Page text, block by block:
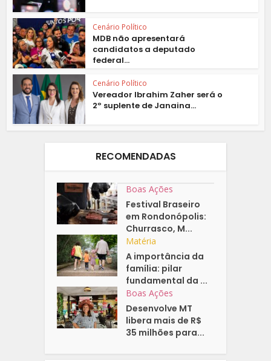
Cenário Político
MDB não apresentará
candidatos a deputado
federal...
Cenário Político
Vereador Ibrahim Zaher será o
2º suplente de Janaina...
RECOMENDADAS
Boas Ações
Festival Braseiro
em Rondonópolis:
Churrasco, M...
Matéria
A importância da
família: pilar
fundamental da ...
Boas Ações
Desenvolve MT
libera mais de R$
35 milhões para...